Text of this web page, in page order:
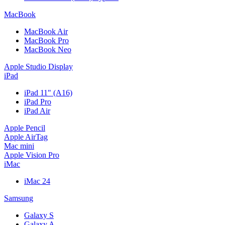
MacBook
MacBook Air
MacBook Pro
MacBook Neo
Apple Studio Display
iPad
iPad 11" (A16)
iPad Pro
iPad Air
Apple Pencil
Apple AirTag
Mac mini
Apple Vision Pro
iMac
iMac 24
Samsung
Galaxy S